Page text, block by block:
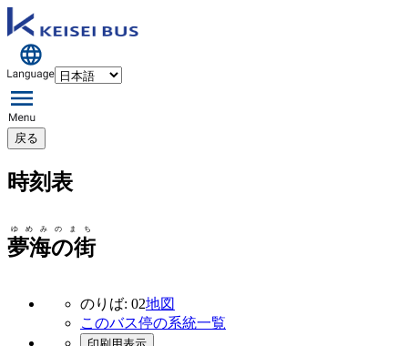
戻る
時刻表
夢海の街
ゆめみのまち
のりば: 02地図
このバス停の系統一覧